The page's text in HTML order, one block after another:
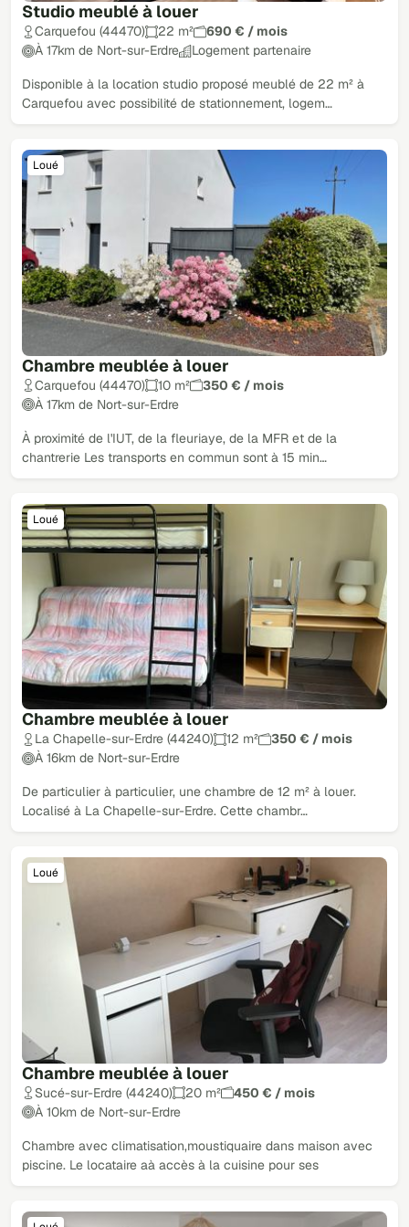
Studio meublé à louer
Carquefou (44470) 22 m²
690 € / mois
À 17km de Nort-sur-Erdre
Logement partenaire
Disponible à la location studio proposé meublé de 22 m² à
Carquefou avec possibilité de stationnement, logem…
Chambre meublée à louer
Loué
Carquefou (44470) 10 m²
350 € / mois
À 17km de Nort-sur-Erdre
À proximité de l'IUT, de la fleuriaye, de la MFR et de la
chantrerie Les transports en commun sont à 15 min…
Chambre meublée à louer
Loué
La Chapelle-sur-Erdre (44240) 12 m²
350 € / mois
À 16km de Nort-sur-Erdre
De particulier à particulier, une chambre de 12 m² à louer.
Localisé à La Chapelle-sur-Erdre. Cette chambr…
Chambre meublée à louer
Loué
Sucé-sur-Erdre (44240) 20 m²
450 € / mois
À 10km de Nort-sur-Erdre
Chambre avec climatisation,moustiquaire dans maison avec
piscine. Le locataire aà accès à la cuisine pour ses